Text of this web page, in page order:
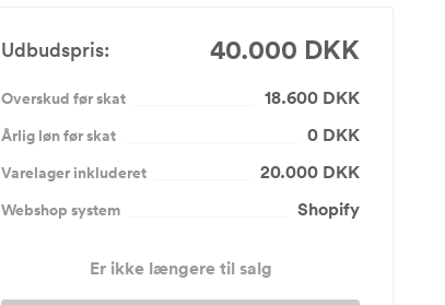
Udbudspris: 40.000 DKK
Overskud før skat 18.600 DKK
Årlig løn før skat 0 DKK
Varelager inkluderet 20.000 DKK
Webshop system Shopify
Er ikke længere til salg